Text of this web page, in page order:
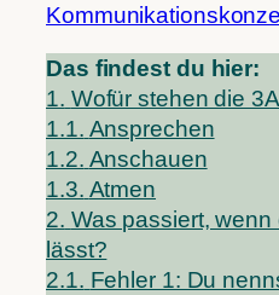
Das findest du hier:
1. Wofür stehen die
1.1. Ansprechen
1.2. Anschauen
1.3. Atmen
2. Was passiert,
lässt?
2.1. Fehler 1: Du